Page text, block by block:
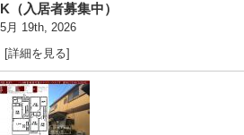
K（入居者募集中）
5月 19th, 2026
[詳細を見る]